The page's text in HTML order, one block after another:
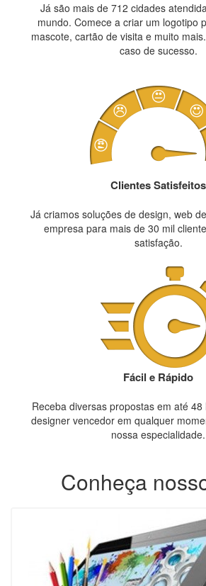
Já são mais de 712 cidades
mundo. Comece a criar um logotipo
mascote, cartão de visita e muito
caso de sucesso.
Clientes Satisfeitos
Já criamos soluções de design, web
empresa para mais de 30 mil
satisfação.
Fácil e Rápido
Receba diversas propostas em até
designer vencedor em qualquer
nossa especialidade.
Conheça